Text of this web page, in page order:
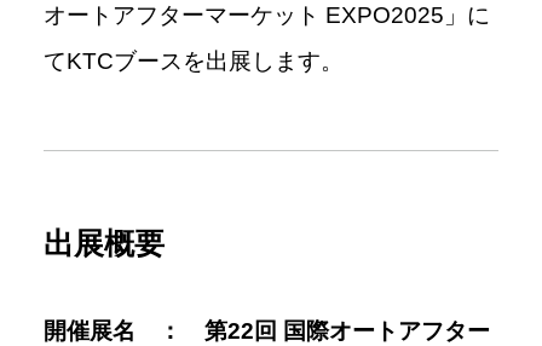
オートアフターマーケット EXPO2025」に
てKTCブースを出展します。
出展概要
開催展名 ： 第22回 国際オートアフター